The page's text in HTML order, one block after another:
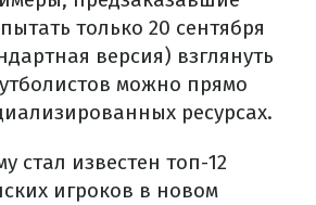
только 20 сентября
версия) взглянуть
можно прямо
ресурсах.
стал известен топ-12
игроков в новом